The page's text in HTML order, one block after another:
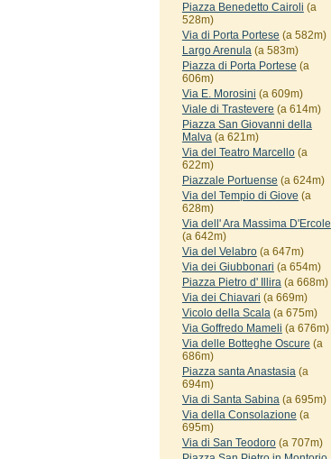
Piazza Benedetto Cairoli (a
528m)
Via di Porta Portese (a 582m)
Largo Arenula(a 583m)
Piazza di Porta Portese (a
606m)
Via E. Morosini (a 609m)
Viale di Trastevere (a 614m)
Piazza San Giovanni della
Malva(a 621m)
Via del Teatro Marcello(a
622m)
Piazzale Portuense (a 624m)
Via del Tempio di Giove (a
628m)
Via dell' Ara Massima D'Ercole
(a 642m)
Via del Velabro(a 647m)
Via dei Giubbonari (a 654m)
Piazza Pietro d' Illira(a 668m)
Via dei Chiavari (a 669m)
Vicolo della Scala(a 675m)
Via Goffredo Mameli (a 676m)
Via delle Botteghe Oscure (a
686m)
Piazza santa Anastasia(a
694m)
Via di Santa Sabina(a 695m)
Via della Consolazione (a
695m)
Via di San Teodoro(a 707m)